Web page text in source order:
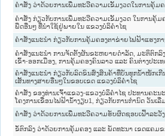
ຄຳສັ່ງ ວ່າດ້ວຍການເພີ່ມທະວີຄວາມເຂັ້ມງວດໃນການຄຸ້ມ
ຄຳສັ່ງ ກ່ຽວກັບການເພີ່ມທະວີຄວາມເຂັ້ມງວດ ໃນການຄຸ້
ພືດອື່ນໆ ທີ່ນຳໃຊ້ຢູ່ພາຍໃນ ແຂວງບໍລິຄຳໄຊ
ຄຳສັ່ງແນະນຳ ກ່ຽວກັບການຄຸ້ມຄອງຕາຂ່າຍໄຟຟ້າແຮງກ
ຄຳສັ່ງແນະນຳ ການຈັດຕັ້ງຜັນຂະຫຍາຍດຳລັດ, ມະຕິຕົກລົ
ເຂົ້າ-ອອກເມືອງ, ການຄຸ້ມຄອງຄົນລາວ ແລະ ຄົນຕ່າງປະເ
ຄຳສັ່ງແນະນຳ ກ່ຽວກັບລົດຂົນສົ່ງສິນຄ້າທີ່ບັນທຸກນ້ຳໜັກເກີ
ເສັ້ນທາງສາຍອື່ນໆໃນຂອບເຂດ ແຂວງບໍລິຄຳໄຊ
ຄຳສັ່ງ ຂອງທ່ານເຈົ້າແຂວງ-ແຂວງບໍລິຄຳໄຊ ປະທານຄ
ໂຄງການເຂື່ອນໄຟຟ້ານໍ້ຳງຽບ1, ກ່ຽວກັບການກຳນົດ ວັນເລີ່
ຄຳສັ່ງ ວ່າດ້ວຍການເພີ່ມທະວີຄວາມຮັບຜິດຊອບເຝົ້າລະວັ
ຂໍ້ຕົກລົງ ວ່າດ້ວຍການຄຸ້ມຄອງ ແລະ ພັດທະນາ ເຂດແຄມ